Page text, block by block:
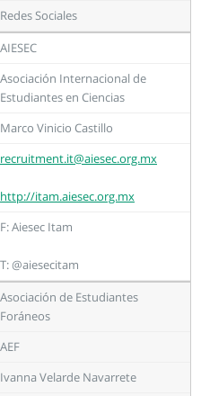
Redes Sociales
AIESEC
Asociación Internacional de
Estudiantes en Ciencias
Marco Vinicio Castillo
recruitment.it@aiesec.org.mx
http://itam.aiesec.org.mx
F: Aiesec Itam
T: @aiesecitam
Asociación de Estudiantes
Foráneos
AEF
Ivanna Velarde Navarrete